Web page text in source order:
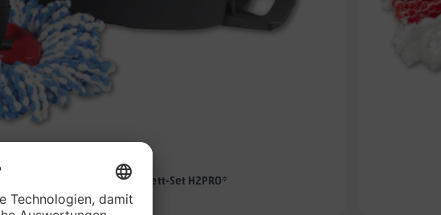
Bodenwischmopp- Komplett-Set H2PRO*
je Set